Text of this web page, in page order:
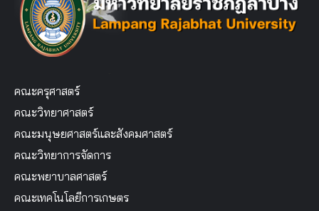
คณะครุศาสตร์
คณะวิทยาศาสตร์
คณะมนุษยศาสตร์และสังคมศาสตร์
คณะวิทยาการจัดการ
คณะพยาบาลศาสตร์
คณะเทคโนโลยีการเกษตร